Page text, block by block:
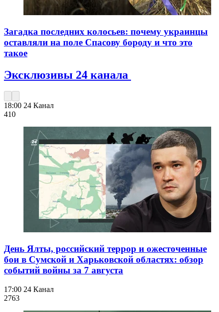
Загадка последних колосьев: почему украинцы
оставляли на поле Спасову бороду и что это
такое
Эксклюзивы 24 канала
18:00 24 Канал
410
День Ялты, российский террор и ожесточенные
бои в Сумской и Харьковской областях: обзор
событий войны за 7 августа
17:00 24 Канал
2763